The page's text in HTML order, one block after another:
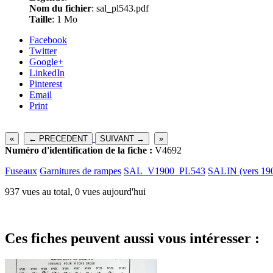
Nom du fichier: sal_pl543.pdf
Taille: 1 Mo
Facebook
Twitter
Google+
LinkedIn
Pinterest
Email
Print
« ← PRECEDENT SUIVANT → »
Numéro d'identification de la fiche : V4692
Fuseaux Garnitures de rampes SAL_V1900_PL543 SALIN (vers
937 vues au total, 0 vues aujourd'hui
Ces fiches peuvent aussi vous intéresser :